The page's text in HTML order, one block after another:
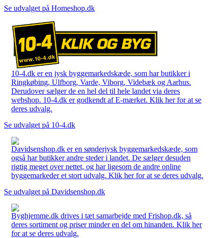
Se udvalget på Homeshop.dk
10-4.dk er en jysk byggemarkedskæde, som har butikker i
Ringkøbing, Ulfborg, Varde, Viborg, Videbæk og Aarhus.
Derudover sælger de en hel del til hele landet via deres
webshop. 10-4.dk er godkendt af E-mærket. Klik her for at se
deres udvalg.
Se udvalget på 10-4.dk
Davidsenshop.dk er en sønderjysk byggemarkedskæde, som
også har butikker andre steder i landet. De sælger desuden
rigtig meget over nettet, og har ligesom de andre online
byggemarkeder et stort udvalg. Klik her for at se deres udvalg.
Se udvalget på Davidsenshop.dk
Byghjemme.dk drives i tæt samarbejde med Frishop.dk, så
deres sortiment og priser minder en del om hinanden. Klik her
for at se deres udvalg.